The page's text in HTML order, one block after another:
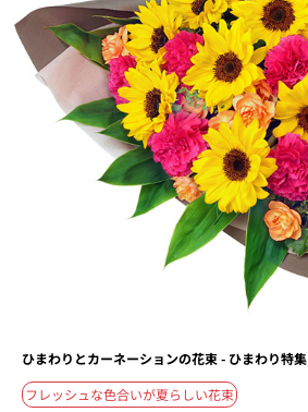
ひまわりとカーネーションの花束 - ひまわり特集
フレッシュな色合いが夏らしい花束